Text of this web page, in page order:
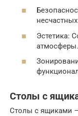
Эстетика:
атмосферы.
Столы с
Столы с ящиками –